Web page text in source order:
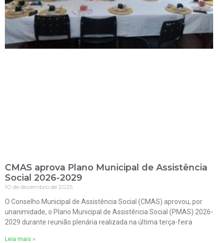
CMAS aprova Plano Municipal de Assistência
Social 2026-2029
10 de dezembro de 2025
O Conselho Municipal de Assistência Social (CMAS) aprovou, por
unanimidade, o Plano Municipal de Assistência Social (PMAS) 2026-
2029 durante reunião plenária realizada na última terça-feira
Leia mais »